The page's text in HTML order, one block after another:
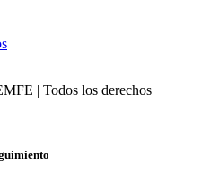
| Todos los derechos